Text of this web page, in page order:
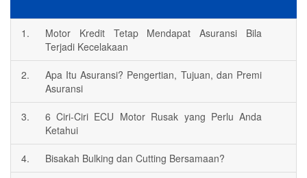
1.
Motor Kredit Tetap Mendapat Asuransi Bila
Terjadi Kecelakaan
2.
Apa Itu Asuransi? Pengertian, Tujuan, dan Premi
Asuransi
3.
6 Ciri-Ciri ECU Motor Rusak yang Perlu Anda
Ketahui
4. Bisakah Bulking dan Cutting Bersamaan?